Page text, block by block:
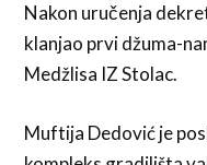
Nakon uručenja
klanjao prvi džuma-
Medžlisa IZ Stolac.
Muftija Dedović je